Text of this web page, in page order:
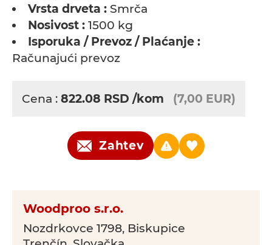
Vrsta drveta : Smrča
Nosivost : 1500 kg
Isporuka / Prevoz / Plaćanje :
Računajući prevoz
Cena : 822.08 RSD /kom (7,00 EUR)
Zahtev
Woodproo s.r.o.
Nozdrkovce 1798, Biskupice